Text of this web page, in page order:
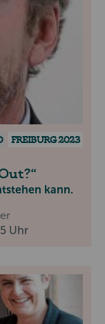
FREIBURG 2023
kann.
Uhr